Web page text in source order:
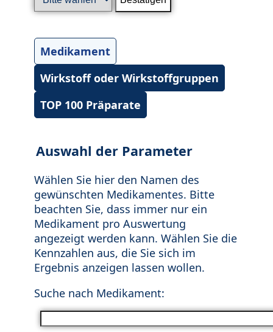
Medikament
Wirkstoff oder Wirkstoffgruppen
TOP 100 Präparate
Auswahl der Parameter
Wählen Sie hier den Namen des
gewünschten Medikamentes. Bitte
beachten Sie, dass immer nur ein
Medikament pro Auswertung
angezeigt werden kann. Wählen Sie die
Kennzahlen aus, die Sie sich im
Ergebnis anzeigen lassen wollen.
Suche nach Medikament: